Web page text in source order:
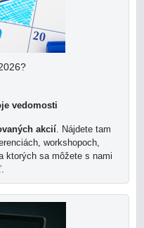
vedomosti
akcií. Nájdete tam
workshopoch,
ktorých sa môžete s nami